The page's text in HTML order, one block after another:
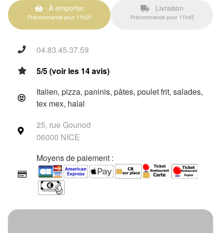
À emporter
Précommande pour 11h20
Livraison
Précommande pour 11h45
04.83.45.37.59
5/5 (voir les 14 avis)
Italien, pizza, paninis, pâtes, poulet frit, salades,
tex mex, halal
25, rue Gounod
06000 NICE
Moyens de paiement :